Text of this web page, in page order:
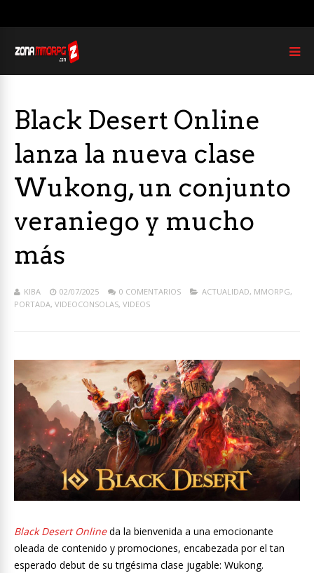
Black Desert Online
lanza la nueva clase
Wukong, un conjunto
veraniego y mucho
más
KIBA 02/07/2025 0 COMENTARIOS ACTUALIDAD, MMORPG,
PORTADA, VIDEOCONSOLAS, VIDEOS
Black Desert Onlineda la bienvenida a una emocionante
oleada de contenido y promociones, encabezada por el tan
esperado debut de su trigésima clase jugable: Wukong.